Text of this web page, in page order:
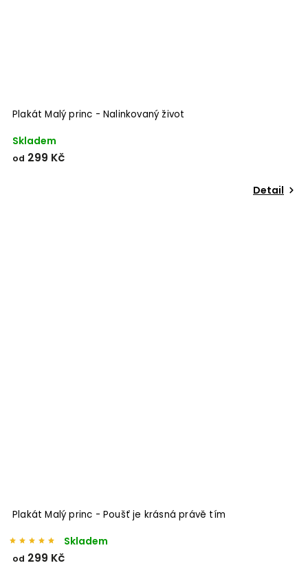
Plakát Malý princ - Nalinkovaný život
Skladem
od 299 Kč
Detail
Plakát Malý princ - Poušť je krásná právě tím
Skladem
od 299 Kč